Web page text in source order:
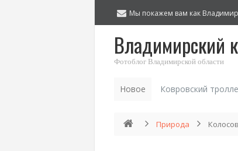
Мы покажем вам как
Владимирский
Фотоблог Владимирской области
Новое Ковровский
Природа